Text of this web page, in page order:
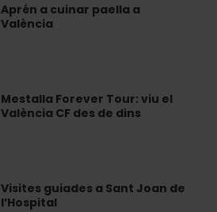
Aprén a cuinar paella a
València
Mestalla Forever Tour: viu el
València CF des de dins
Visites guiades a Sant Joan de
l’Hospital